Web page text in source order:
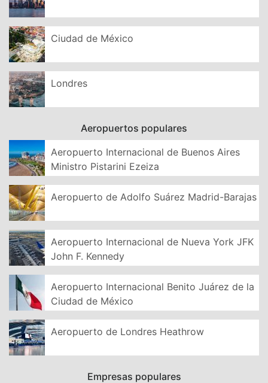
Ciudad de México
Londres
Aeropuertos populares
Aeropuerto Internacional de Buenos Aires
Ministro Pistarini Ezeiza
Aeropuerto de Adolfo Suárez Madrid-Barajas
Aeropuerto Internacional de Nueva York JFK
John F. Kennedy
Aeropuerto Internacional Benito Juárez de la
Ciudad de México
Aeropuerto de Londres Heathrow
Empresas populares